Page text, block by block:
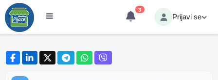
3
Prijavi se